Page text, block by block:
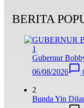
BERITA
1
Gubernur
06/08/2026
2
Bunda Yin